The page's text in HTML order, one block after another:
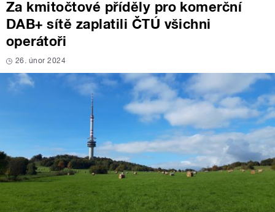
Za kmitočtové příděly pro komerční
DAB+ sítě zaplatili ČTÚ všichni
operátoři
26. únor 2024